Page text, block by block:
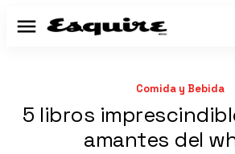
Menú
Comida y Bebida
5 libros
amantes del